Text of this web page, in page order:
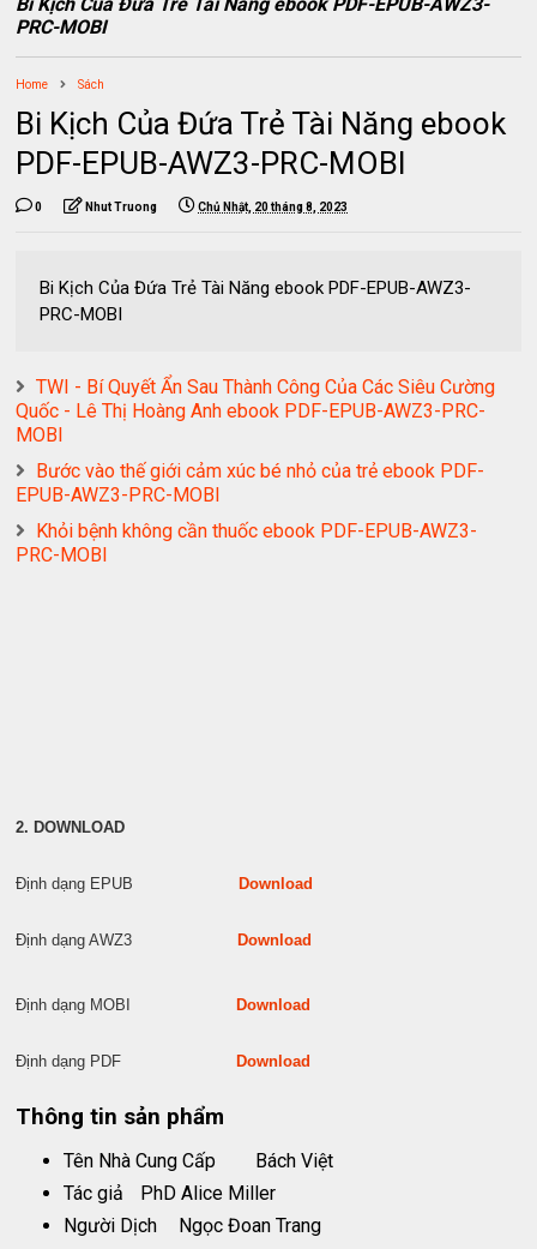
PRC-MOBI
Home Sách
Bi Kịch Của Đứa Trẻ Tài Năng ebook
PDF-EPUB-AWZ3-PRC-MOBI
0 Nhut Truong Chủ Nhật, 20 tháng 8, 2023
Bi Kịch Của Đứa Trẻ Tài Năng ebook PDF-EPUB-AWZ3-
PRC-MOBI
TWI - Bí Quyết Ẩn Sau Thành Công Của Các Siêu Cường
Quốc - Lê Thị Hoàng Anh ebook PDF-EPUB-AWZ3-PRC-
MOBI
Bước vào thế giới cảm xúc bé nhỏ của trẻ ebook PDF-
EPUB-AWZ3-PRC-MOBI
Khỏi bệnh không cần thuốc ebook PDF-EPUB-AWZ3-
PRC-MOBI
2. DOWNLOAD
Định dạng EPUB Download
Định dạng AWZ3 Download
Định dạng MOBI Download
Định dạng PDF Download
Thông tin sản phẩm
Tên Nhà Cung Cấp
Bách Việt
Tác giả
PhD Alice Miller
Người Dịch
Ngọc Đoan Trang